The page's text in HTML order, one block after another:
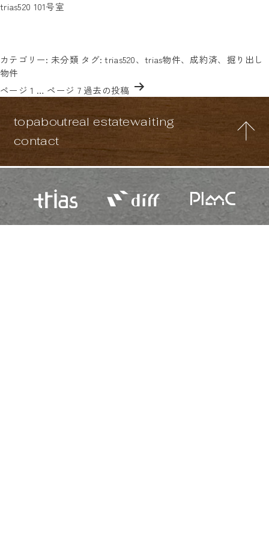
タグ:trias520
trias520 101号室
築浅デザイナーズマンション！駅近徒歩1分の好立地！気になる
カテゴリー: 未分類 タグ:trias520、trias物件、 成約済、 掘り出し
物件
投
稿
送
ページ 1 … ページ 7 過去の投稿
topaboutreal estatewaiting
contact